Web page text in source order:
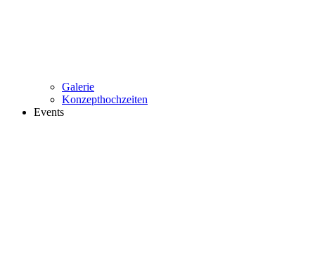
Galerie
Konzepthochzeiten
Events